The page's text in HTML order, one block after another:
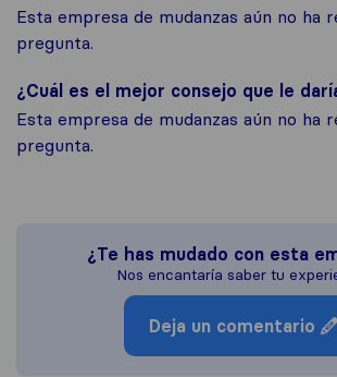
Esta empresa de mudanzas aún no ha
pregunta.
¿Cuál es el mejor consejo que le
Esta empresa de mudanzas aún no ha
pregunta.
¿Te has mudado con esta
Nos encantaría saber tu
Deja un comentario